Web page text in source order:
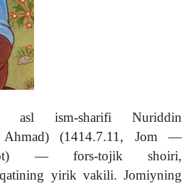
asl ism-sharifi Nuriddin
Ahmad) (1414.7.11, Jom —
— fors-tojik shoiri,
yirik vakili. Jomiyning